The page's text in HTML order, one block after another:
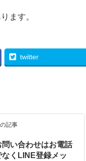
ます。
twitter
記事
問い合わせはお電話
なくLINE登録メッ